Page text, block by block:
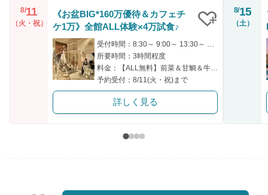
8/11
（火・祝）
《お盆BIG*160万優待＆カフェチ
ケ1万》全館ALL体験×4万試食♪
受付時間：8:30～ 9:00～ 13:30～ 14:00～
所要時間：3時間程度
料金：【ALL無料】前菜＆甘鯛＆牛フィレ（AMフェア限定）
予約受付：8/11(火・祝)まで
詳しく見る
8/15
（土）